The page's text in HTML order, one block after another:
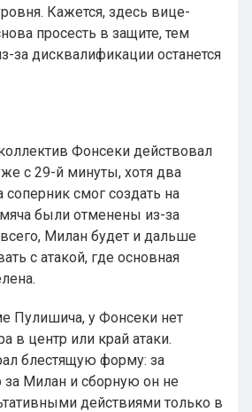
Кажется, здесь вице-
просесть в защите, тем
за дисквалификации останется
Фонсеки действовал
с 29-й минуты, хотя два
смог создать на
мяча были отменены из-за
Милан будет и дальше
с атакой, где основная
Пулишича, у Фонсеки нет
в центр или край атаки.
блестящую форму: за
за Милан и сборную он не
действиями только в